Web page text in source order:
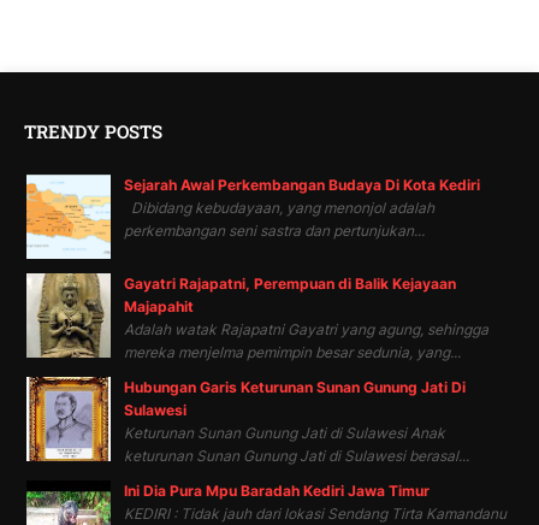
TRENDY POSTS
Sejarah Awal Perkembangan Budaya Di Kota Kediri
Dibidang kebudayaan, yang menonjol adalah
perkembangan seni sastra dan pertunjukan...
Gayatri Rajapatni, Perempuan di Balik Kejayaan
Majapahit
Adalah watak Rajapatni Gayatri yang agung, sehingga
mereka menjelma pemimpin besar sedunia, yang...
Hubungan Garis Keturunan Sunan Gunung Jati Di
Sulawesi
Keturunan Sunan Gunung Jati di Sulawesi Anak
keturunan Sunan Gunung Jati di Sulawesi berasal...
Ini Dia Pura Mpu Baradah Kediri Jawa Timur
KEDIRI : Tidak jauh dari lokasi Sendang Tirta Kamandanu